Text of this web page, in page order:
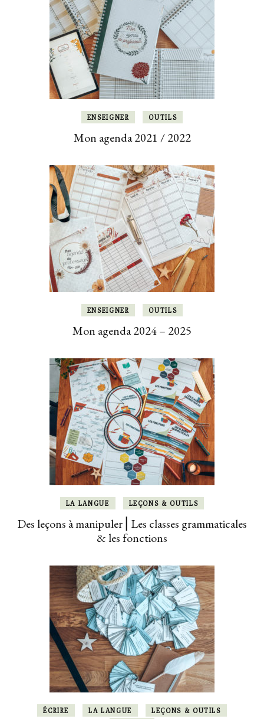
ENSEIGNER OUTILS
Mon agenda 2021 / 2022
ENSEIGNER OUTILS
Mon agenda 2024 – 2025
LA LANGUE LEÇONS & OUTILS
Des leçons à manipuler ⎜Les classes grammaticales
& les fonctions
ÉCRIRE LA LANGUE
LEÇONS & OUTILS